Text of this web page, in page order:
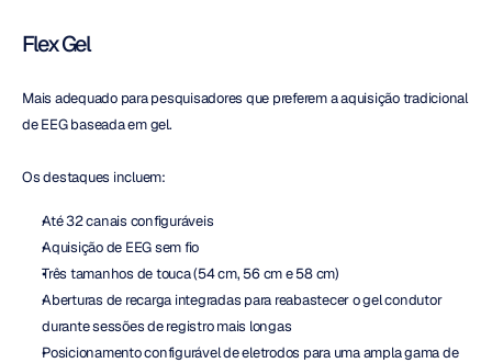
Flex Gel
Mais adequado para pesquisadores que preferem a aquisição tradicional
de EEG baseada em gel.
Os destaques incluem:
Até 32 canais configuráveis
Aquisição de EEG sem fio
Três tamanhos de touca (54 cm, 56 cm e 58 cm)
Aberturas de recarga integradas para reabastecer o gel condutor
durante sessões de registro mais longas
Posicionamento configurável de eletrodos para uma ampla gama de